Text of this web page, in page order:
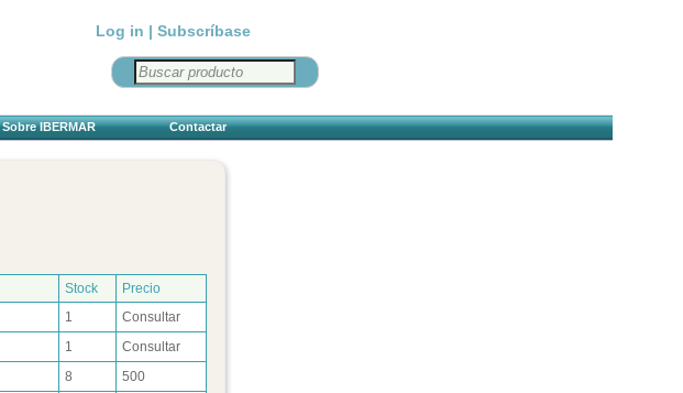
Log in | Subscríbase
Sobre IBERMAR Contactar
Stock
Precio
1
Consultar
1
Consultar
8
500